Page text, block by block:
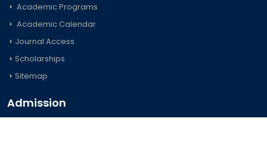
Academic Programs
Academic Calendar
Journal Access
Scholarships
Sitemap
Admission